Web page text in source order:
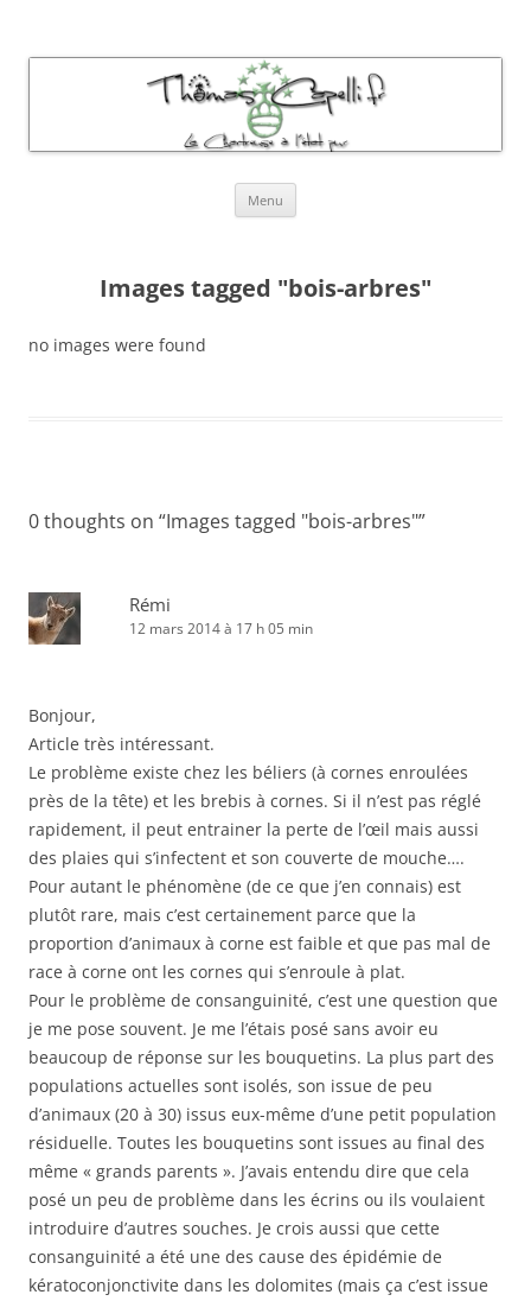
Menu
Images tagged "bois-arbres"
no images were found
0 thoughts on “Images tagged "bois-arbres"”
Rémi
12 mars 2014 à 17 h 05 min
Bonjour,
Article très intéressant.
Le problème existe chez les béliers (à cornes enroulées
près de la tête) et les brebis à cornes. Si il n’est pas réglé
rapidement, il peut entrainer la perte de l’œil mais aussi
des plaies qui s’infectent et son couverte de mouche….
Pour autant le phénomène (de ce que j’en connais) est
plutôt rare, mais c’est certainement parce que la
proportion d’animaux à corne est faible et que pas mal de
race à corne ont les cornes qui s’enroule à plat.
Pour le problème de consanguinité, c’est une question que
je me pose souvent. Je me l’étais posé sans avoir eu
beaucoup de réponse sur les bouquetins. La plus part des
populations actuelles sont isolés, son issue de peu
d’animaux (20 à 30) issus eux-même d’une petit population
résiduelle. Toutes les bouquetins sont issues au final des
même « grands parents ». J’avais entendu dire que cela
posé un peu de problème dans les écrins ou ils voulaient
introduire d’autres souches. Je crois aussi que cette
consanguinité a été une des cause des épidémie de
kératoconjonctivite dans les dolomites (mais ça c’est issue